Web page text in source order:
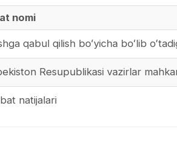
nomi
qabul qilish boʻyicha boʻlib
Resupublikasi vazirlar
natijalari